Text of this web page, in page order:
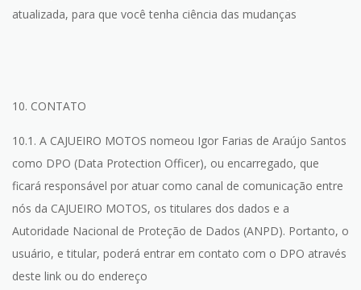
atualizada, para que você tenha ciência das mudanças
10. CONTATO
10.1. A CAJUEIRO MOTOS nomeou Igor Farias de Araújo Santos
como DPO (Data Protection Officer), ou encarregado, que
ficará responsável por atuar como canal de comunicação entre
nós da CAJUEIRO MOTOS, os titulares dos dados e a
Autoridade Nacional de Proteção de Dados (ANPD). Portanto, o
usuário, e titular, poderá entrar em contato com o DPO através
deste link ou do endereço